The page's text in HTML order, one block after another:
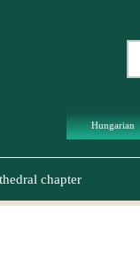
Hungarian
chapter